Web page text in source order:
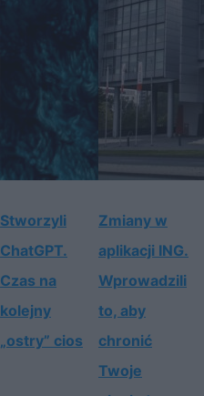
Stworzyli
ChatGPT.
Czas na
kolejny
„ostry” cios
Zmiany w
aplikacji ING.
Wprowadzili
to, aby
chronić
Twoje